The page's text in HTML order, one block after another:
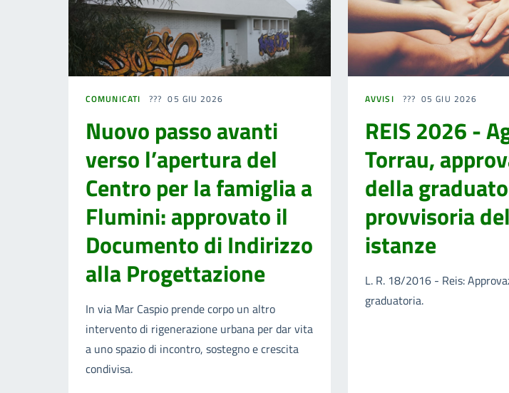
COMUNICATI 05 GIU 2026
Nuovo passo avanti
verso l’apertura del
Centro per la famiglia a
Flumini: approvato il
Documento di Indirizzo
alla Progettazione
In via Mar Caspio prende corpo un altro
intervento di rigenerazione urbana per dar vita
a uno spazio di incontro, sostegno e crescita
condivisa.
AVVISI 05 GIU 2026
REIS 2026 -
Torrau,
della
provvisoria
istanze
L. R. 18/2016 - Reis:
graduatoria.